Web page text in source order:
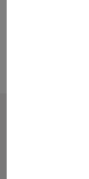
REALIZE UMA NOVA